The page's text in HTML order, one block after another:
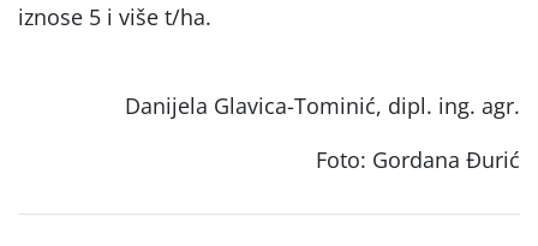
iznose 5 i više t/ha.
Danijela Glavica-Tominić, dipl. ing. agr.
Foto: Gordana Đurić